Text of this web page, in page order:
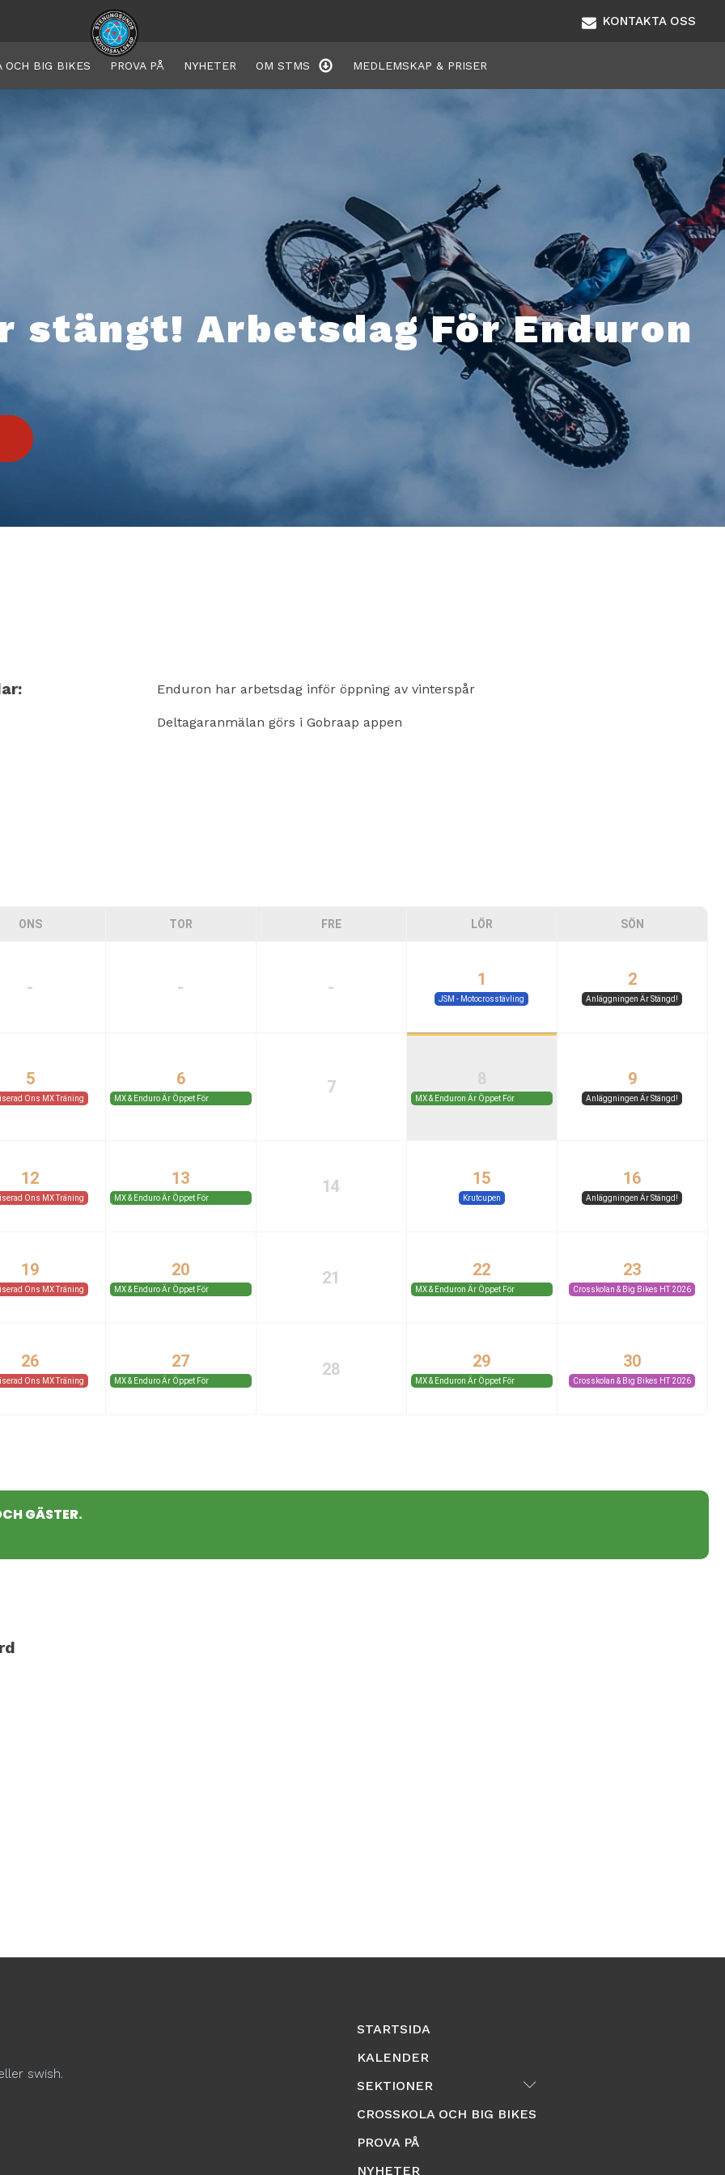
KONTAKTA OSS
OCH BIG BIKES PROVA PÅ NYHETER OM STMS MEDLEMSKAP & PRISER
stängt! Arbetsdag För Enduron
Enduron har arbetsdag inför öppning av vinterspår
Deltagaranmälan görs i Gobraap appen
ONS TOR FRE LÖR SÖN
- - - 1
JSM - Motocrosstävling
2
Anläggningen Är Stängd!
5
Ons MX Träning
6
MX & Enduro Är Öppet För
7 8
MX & Enduron Är Öppet För
9
Anläggningen Är Stängd!
12
Ons MX Träning
13
MX & Enduro Är Öppet För
14 15
Krutcupen
16
Anläggningen Är Stängd!
19
Ons MX Träning
20
MX & Enduro Är Öppet För
21 22
MX & Enduron Är Öppet För
23
Crosskolan & Big Bikes HT 2026
26
Ons MX Träning
27
MX & Enduro Är Öppet För
28 29
MX & Enduron Är Öppet För
30
Crosskolan & Big Bikes HT 2026
GÄSTER.
swish.
STARTSIDA
KALENDER
SEKTIONER
Submenu
CROSSKOLA OCH BIG BIKES
PROVA PÅ
NYHETER